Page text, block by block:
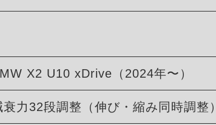
X2 U10 xDrive（2024年〜）
衰力32段調整（伸び・縮み同時調整）